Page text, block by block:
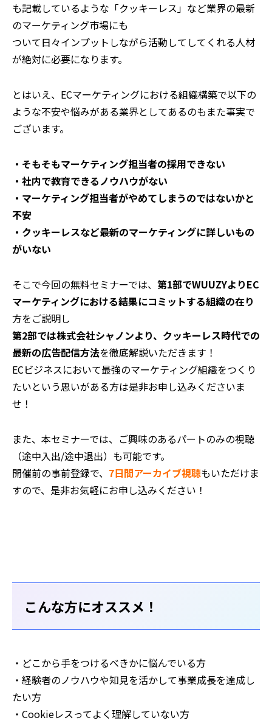
も記載しているような「クッキーレス」など業界の最新
のマーケティング市場にも
ついて日々インプットしながら活動してしてくれる人材
が絶対に必要になります。
とはいえ、ECマーケティングにおける組織構築で以下の
ような不安や悩みがある業界としてあるのもまた事実で
ございます。
・そもそもマーケティング担当者の採用できない
・社内で教育できるノウハウがない
・マーケティング担当者がやめてしまうのではないかと
不安
・クッキーレスなど最新のマーケティングに詳しいもの
がいない
そこで今回の無料セミナーでは、 第1部でWUUZYよりEC
マーケティングにおける結果にコミットする組織の在り
方をご説明し
第2部では株式会社シャノンより、クッキーレス時代での
最新の広告配信方法を徹底解説いただきます！
ECビジネスにおいて最強のマーケティング組織をつくり
たいという思いがある方は是非お申し込みくださいま
せ！
また、本セミナーでは、ご興味のあるパートのみの視聴
（途中入出/途中退出）も可能です。
開催前の事前登録で、 7日間アーカイブ視聴もいただけま
すので、是非お気軽にお申し込みください！
こんな方にオススメ！
・どこから手をつけるべきかに悩んでいる方
・経験者のノウハウや知見を活かして事業成長を達成し
たい方
・Cookieレスってよく理解していない方